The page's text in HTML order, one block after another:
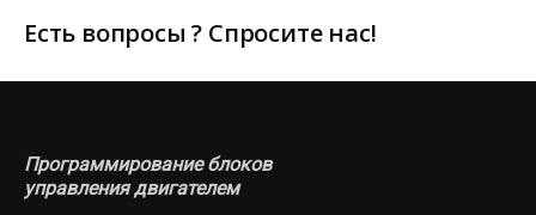
Есть вопросы ? Спросите нас!
Программирование блоков
управления двигателем